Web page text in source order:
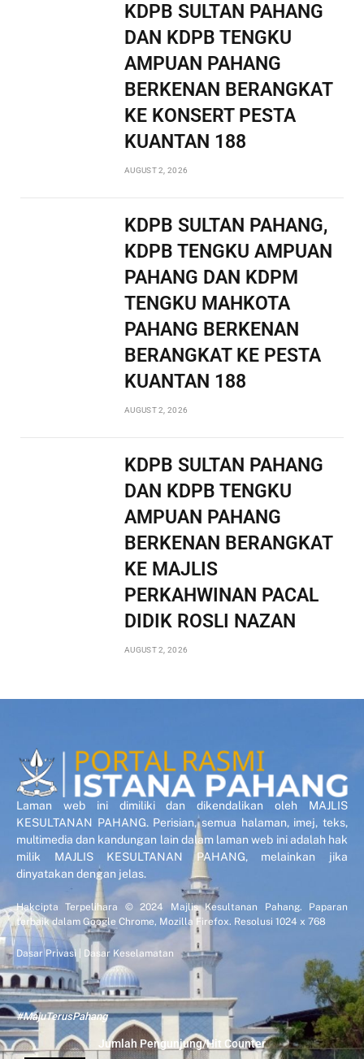
KDPB SULTAN PAHANG
DAN KDPB TENGKU
AMPUAN PAHANG
BERKENAN BERANGKAT
KE KONSERT PESTA
KUANTAN 188
AUGUST 2, 2026
KDPB SULTAN PAHANG,
KDPB TENGKU AMPUAN
PAHANG DAN KDPM
TENGKU MAHKOTA
PAHANG BERKENAN
BERANGKAT KE PESTA
KUANTAN 188
AUGUST 2, 2026
KDPB SULTAN PAHANG
DAN KDPB TENGKU
AMPUAN PAHANG
BERKENAN BERANGKAT
KE MAJLIS
PERKAHWINAN PACAL
DIDIK ROSLI NAZAN
AUGUST 2, 2026
Laman web ini dimiliki dan dikendalikan oleh MAJLIS
KESULTANAN PAHANG. Perisian, semua halaman, imej, teks,
multimedia dan kandungan lain dalam laman web ini adalah hak
milik MAJLIS KESULTANAN PAHANG, melainkan jika
dinyatakan dengan jelas.
Hakcipta Terpelihara © 2024 Majlis Kesultanan Pahang. Paparan
terbaik dalam Google Chrome, Mozilla Firefox. Resolusi 1024 x 768
Dasar Privasi Dasar Keselamatan
#MajuTerusPahang
Jumlah Pengunjung/Hit Counter